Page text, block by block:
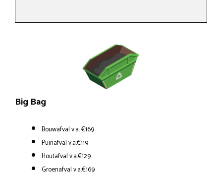
Big Bag
Bouwafval v.a. €169
Puinafval v.a.€119
Houtafval v.a.€129
Groenafval v.a.€169